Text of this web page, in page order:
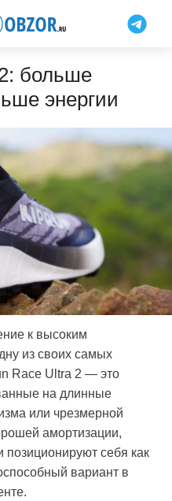
больше
энергии
к высоким
из своих самых
Race Ultra 2 — это
на длинные
или чрезмерной
амортизации,
позиционируют себя как
вариант в